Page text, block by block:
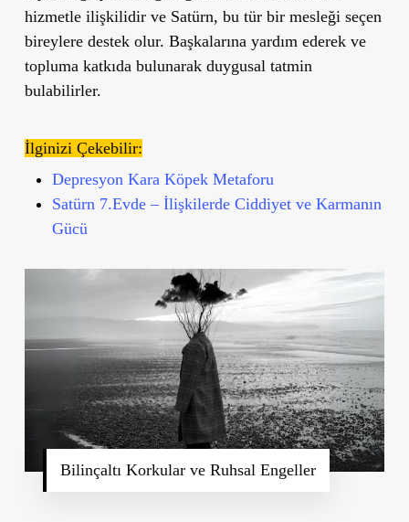
hizmetle ilişkilidir ve Satürn, bu tür bir mesleği seçen
bireylere destek olur. Başkalarına yardım ederek ve
topluma katkıda bulunarak duygusal tatmin
bulabilirler.
İlginizi Çekebilir:
Depresyon Kara Köpek Metaforu
Satürn 7.Evde – İlişkilerde Ciddiyet ve Karmanın
Gücü
Bilinçaltı Korkular ve Ruhsal Engeller